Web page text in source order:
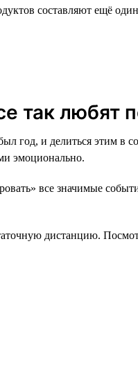
составляют ещё
так любят
год, и делиться этим в
эмоционально.
все значимые
дистанцию.